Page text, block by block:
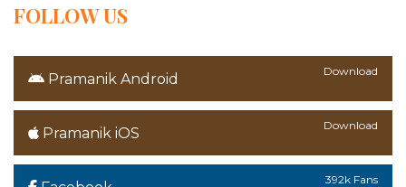
FOLLOW US
Pramanik Android Download
Pramanik iOS Download
392k Fans